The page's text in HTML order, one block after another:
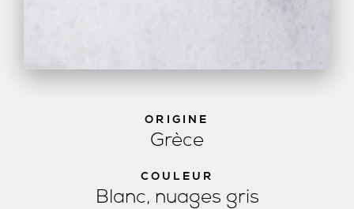
ORIGINE
Grèce
COULEUR
Blanc, nuages gris